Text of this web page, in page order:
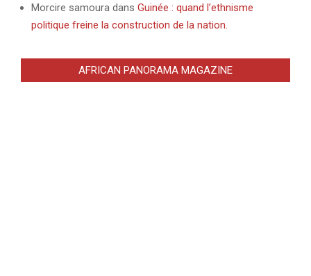
Morcire samoura dans Guinée : quand l’ethnisme
politique freine la construction de la nation.
AFRICAN PANORAMA MAGAZINE